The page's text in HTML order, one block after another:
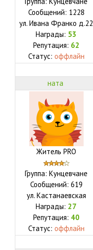
Сообщений: 1228
ул. Ивана Франко д.22
Награды: 53
Репутация: 62
Статус: оффлайн
ната
Житель PRO
Группа: Кунцевчане
Сообщений: 619
ул. Кастанаевская
Награды: 27
Репутация: 40
Статус: оффлайн